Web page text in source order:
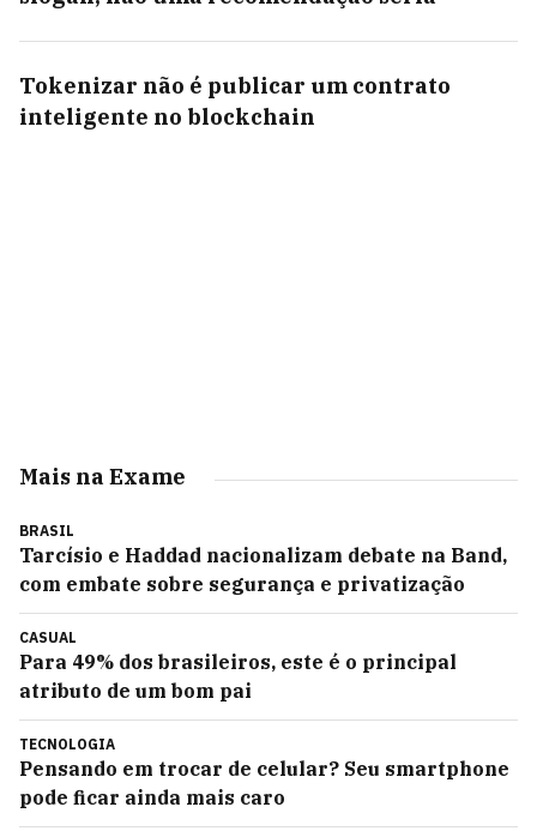
Tokenizar não é publicar um contrato
inteligente no blockchain
Mais na Exame
BRASIL
Tarcísio e Haddad nacionalizam debate na Band,
com embate sobre segurança e privatização
CASUAL
Para 49% dos brasileiros, este é o principal
atributo de um bom pai
TECNOLOGIA
Pensando em trocar de celular? Seu smartphone
pode ficar ainda mais caro